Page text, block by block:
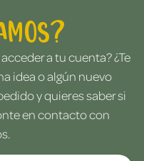
a tu cuenta? ¿Te
idea o algún nuevo
y quieres saber si
en contacto con